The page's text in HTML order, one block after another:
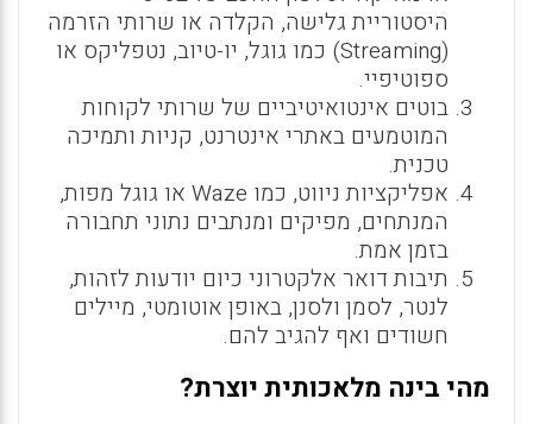
היסטוריית גלישה, הקלדה או שרותי הזרמה
(Streaming) כמו גוגל, יו-טיוב, נטפליקס או
ספוטיפיי.
בוטים אינטואיטיביים של שרותי לקוחות
המוטמעים באתרי אינטרנט, קניות ותמיכה
טכנית.
אפליקציות ניווט, כמו Waze או גוגל מפות,
המנתחים, מפיקים ומנתבים נתוני תחבורה
בזמן אמת.
תיבות דואר אלקטרוני כיום יודעות לזהות,
לנטר, לסמן ולסנן, באופן אוטומטי, מיילים
חשודים ואף להגיב להם.
מהי בינה מלאכותית יוצרת?